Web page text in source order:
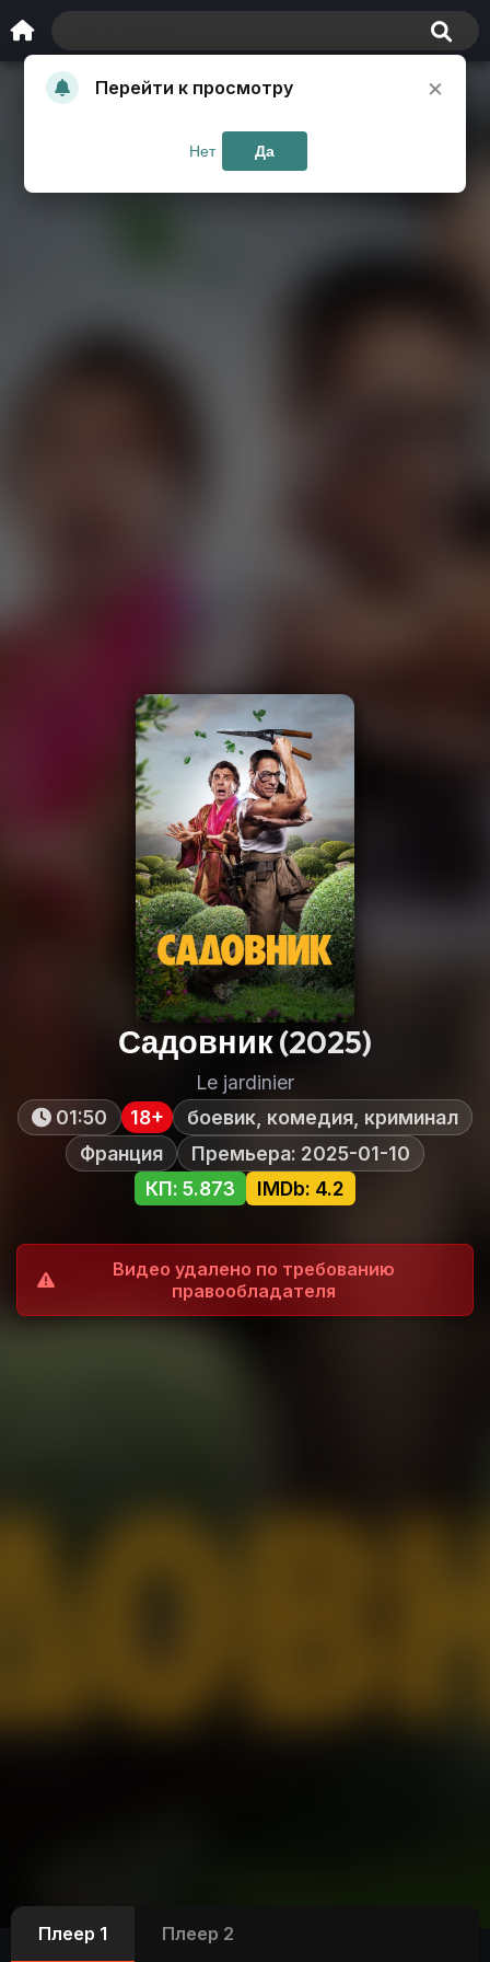
Садовник(2025)
Le jardinier
01:50
18+
боевик, комедия, криминал
Франция
Премьера: 2025-01-10
КП: 5.873
IMDb: 4.2
Видео удалено по требованию
правообладателя
Плеер 1 Плеер 2
Перейти к просмотру ×
Нет Да